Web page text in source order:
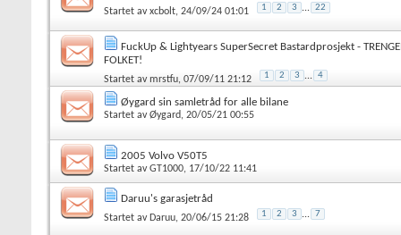
Startet avxcbolt, 24/09/24 01:01 1 2 3 ... 22
FuckUp & Lightyears SuperSecret Bastardprosjekt -
FOLKET!
Startet avmrstfu, 07/09/11 21:12 1 2 3 ... 4
Øygard sin samletråd for alle bilane
Startet avØygard, 20/05/21 00:55
2005 Volvo V50T5
Startet avGT1000, 17/10/22 11:41
Daruu's garasjetråd
Startet av Daruu, 20/06/15 21:28 1 2 3 ... 7